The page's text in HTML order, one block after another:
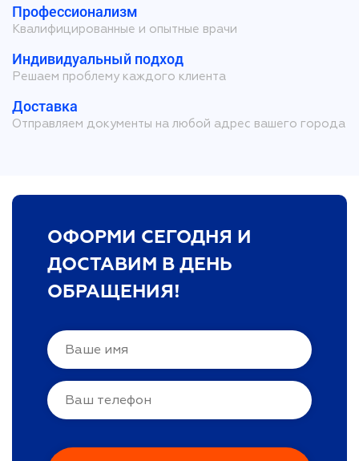
Профессионализм
Квалифицированные и опытные врачи
Индивидуальный подход
Решаем проблему каждого клиента
Доставка
Отправляем документы на любой адрес вашего города
ОФОРМИ СЕГОДНЯ И
ДОСТАВИМ В ДЕНЬ
ОБРАЩЕНИЯ!